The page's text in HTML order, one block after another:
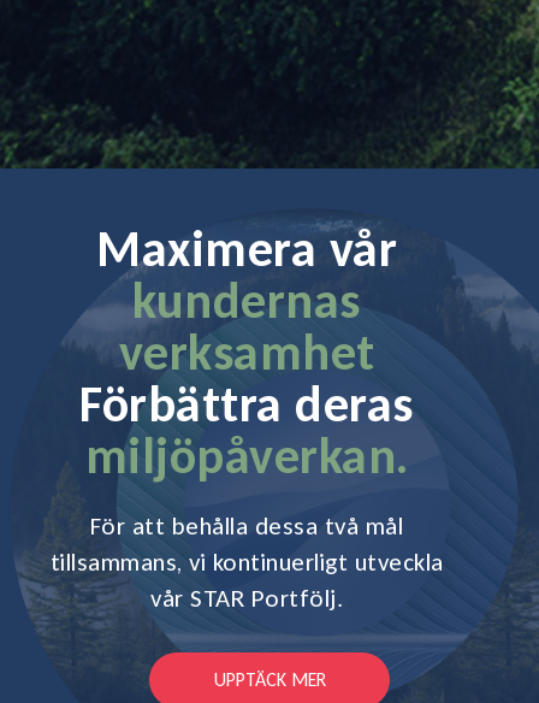
Maximera vår
kundernas
verksamhet
Förbättra deras
miljöpåverkan.
För att behålla dessa två mål
tillsammans, vi kontinuerligt utveckla
vår STAR Portfölj.
UPPTÄCK MER